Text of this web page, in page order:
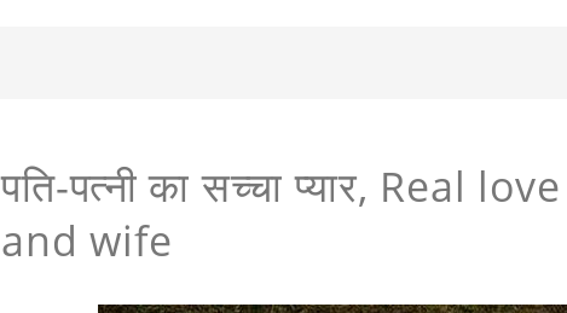
पति-पत्नी का सच्चा प्यार, Real
and wife